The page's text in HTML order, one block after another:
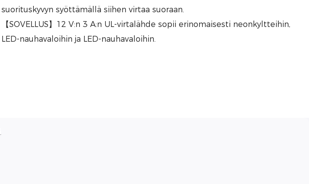
suorituskyvyn syöttämällä siihen virtaa suoraan.
【SOVELLUS】12 V:n 3 A:n UL-virtalähde sopii erinomaisesti neonkyltteihin,
LED-nauhavaloihin ja LED-nauhavaloihin.